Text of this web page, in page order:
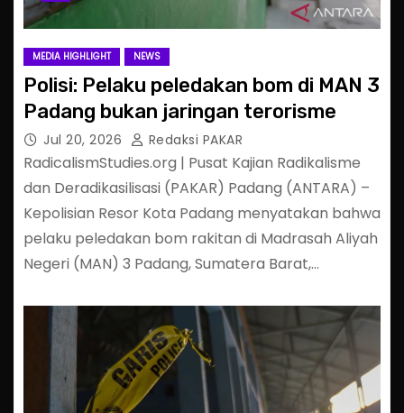
MEDIA HIGHLIGHT NEWS
Polisi: Pelaku peledakan bom di MAN 3
Padang bukan jaringan terorisme
Jul 20, 2026 Redaksi PAKAR
RadicalismStudies.org | Pusat Kajian Radikalisme
dan Deradikasilisasi (PAKAR) Padang (ANTARA) –
Kepolisian Resor Kota Padang menyatakan bahwa
pelaku peledakan bom rakitan di Madrasah Aliyah
Negeri (MAN) 3 Padang, Sumatera Barat,…